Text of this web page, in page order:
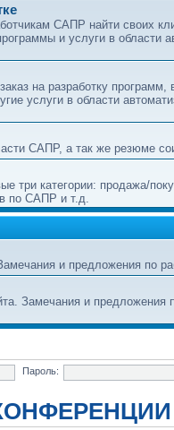
САПР найти своих
и услуги в области
на разработку программ,
услуги в области
САПР, а так же резюме
три категории: продажа/
по САПР и т.д.
и предложения по
Замечания и предложения
Пароль: